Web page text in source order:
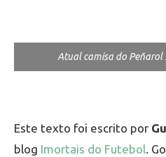
Atual camisa do
Este texto foi escrito por
blog Imortais do Futebol.